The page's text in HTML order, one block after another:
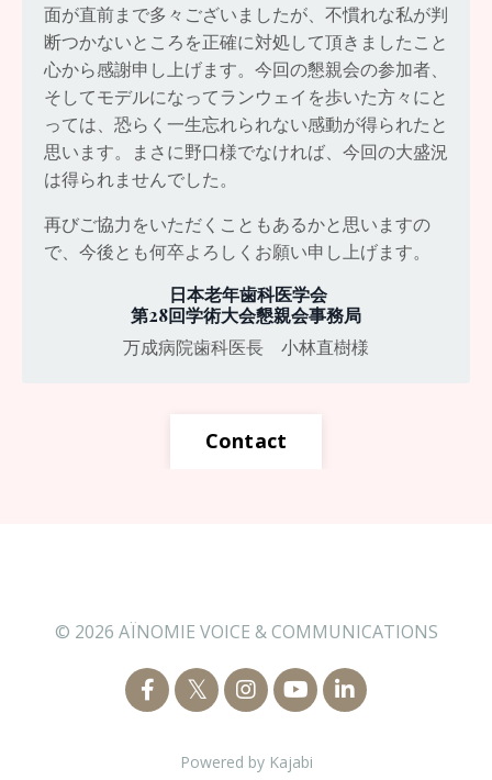
面が直前まで多々ございましたが、不慣れな私が判
断つかないところを正確に対処して頂きましたこと
心から感謝申し上げます。今回の懇親会の参加者、
そしてモデルになってランウェイを歩いた方々にと
っては、恐らく一生忘れられない感動が得られたと
思います。まさに野口様でなければ、今回の大盛況
は得られませんでした。
再びご協力をいただくこともあるかと思いますの
で、今後とも何卒よろしくお願い申し上げます。
日本老年歯科医学会
第28回学術大会懇親会事務局
万成病院歯科医長 小林直樹様
Contact
© 2026 AÏNOMIE VOICE & COMMUNICATIONS
Powered by Kajabi